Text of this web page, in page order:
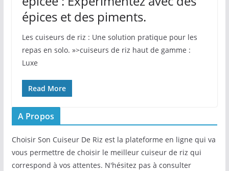
épices et des piments.
Les cuiseurs de riz : Une solution pratique pour les
repas en solo. »>cuiseurs de riz haut de gamme :
Luxe
Read More
A Propos
Choisir Son Cuiseur De Riz est la plateforme en ligne qui va
vous permettre de choisir le meilleur cuiseur de riz qui
correspond à vos attentes. N'hésitez pas à consulter